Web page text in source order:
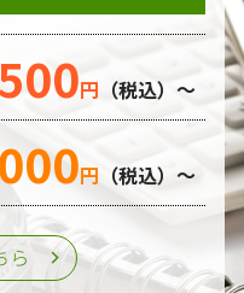
円 （税込）～
円 （税込）～
ら